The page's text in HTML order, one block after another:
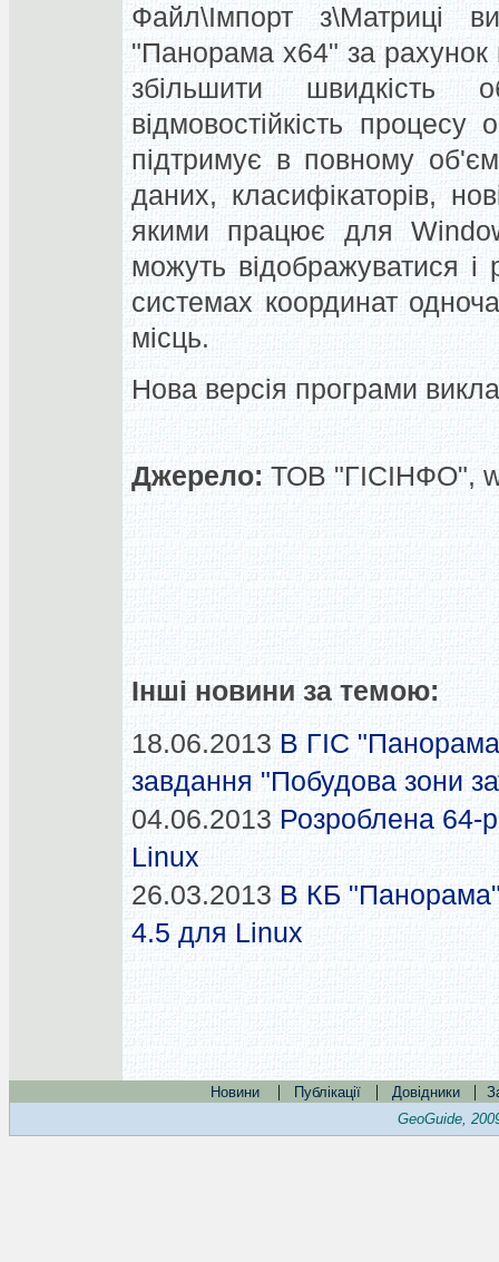
Файл\Імпорт з\Матриці
"Панорама x64" за рахунок
збільшити швидкість
відмовостійкість
підтримує в повному
даних, класифікаторів,
якими працює для
можуть відображуватися і
системах координат
місць.
Нова версія програми
Джерело: ТОВ "ГІСІНФО",
Інші новини за темою:
18.06.2013 В ГІС
завдання "Побудова зони
04.06.2013 Розроблена 64-
Linux
26.03.2013 В КБ "Панорама"
4.5 для Linux
Новини | Публікації | Довідники |
GeoGuide,